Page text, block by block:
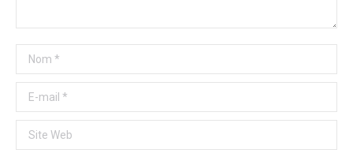
Nom *
E-mail *
Site Web